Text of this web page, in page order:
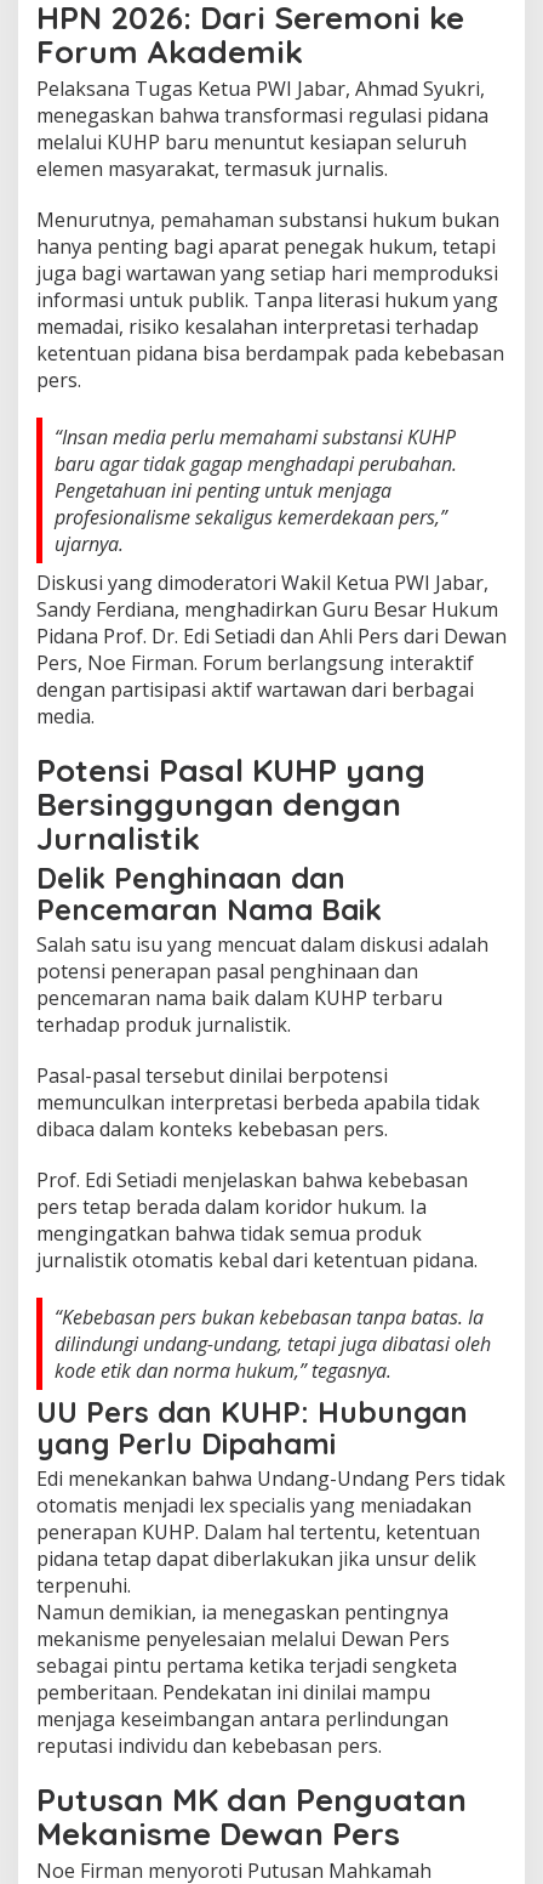
HPN 2026: Dari Seremoni ke
Forum Akademik
Pelaksana Tugas Ketua PWI Jabar, Ahmad Syukri,
menegaskan bahwa transformasi regulasi pidana
melalui KUHP baru menuntut kesiapan seluruh
elemen masyarakat, termasuk jurnalis.
Menurutnya, pemahaman substansi hukum bukan
hanya penting bagi aparat penegak hukum, tetapi
juga bagi wartawan yang setiap hari memproduksi
informasi untuk publik. Tanpa literasi hukum yang
memadai, risiko kesalahan interpretasi terhadap
ketentuan pidana bisa berdampak pada kebebasan
pers.
“Insan media perlu memahami substansi KUHP
baru agar tidak gagap menghadapi perubahan.
Pengetahuan ini penting untuk menjaga
profesionalisme sekaligus kemerdekaan pers,”
ujarnya.
Diskusi yang dimoderatori Wakil Ketua PWI Jabar,
Sandy Ferdiana, menghadirkan Guru Besar Hukum
Pidana Prof. Dr. Edi Setiadi dan Ahli Pers dari Dewan
Pers, Noe Firman. Forum berlangsung interaktif
dengan partisipasi aktif wartawan dari berbagai
media.
Potensi Pasal KUHP yang
Bersinggungan dengan
Jurnalistik
Delik Penghinaan dan
Pencemaran Nama Baik
Salah satu isu yang mencuat dalam diskusi adalah
potensi penerapan pasal penghinaan dan
pencemaran nama baik dalam KUHP terbaru
terhadap produk jurnalistik.
Pasal-pasal tersebut dinilai berpotensi
memunculkan interpretasi berbeda apabila tidak
dibaca dalam konteks kebebasan pers.
Prof. Edi Setiadi menjelaskan bahwa kebebasan
pers tetap berada dalam koridor hukum. Ia
mengingatkan bahwa tidak semua produk
jurnalistik otomatis kebal dari ketentuan pidana.
“Kebebasan pers bukan kebebasan tanpa batas. Ia
dilindungi undang-undang, tetapi juga dibatasi oleh
kode etik dan norma hukum,” tegasnya.
UU Pers dan KUHP: Hubungan
yang Perlu Dipahami
Edi menekankan bahwa Undang-Undang Pers tidak
otomatis menjadi lex specialis yang meniadakan
penerapan KUHP. Dalam hal tertentu, ketentuan
pidana tetap dapat diberlakukan jika unsur delik
terpenuhi.
Namun demikian, ia menegaskan pentingnya
mekanisme penyelesaian melalui Dewan Pers
sebagai pintu pertama ketika terjadi sengketa
pemberitaan. Pendekatan ini dinilai mampu
menjaga keseimbangan antara perlindungan
reputasi individu dan kebebasan pers.
Putusan MK dan Penguatan
Mekanisme Dewan Pers
Noe Firman menyoroti Putusan Mahkamah